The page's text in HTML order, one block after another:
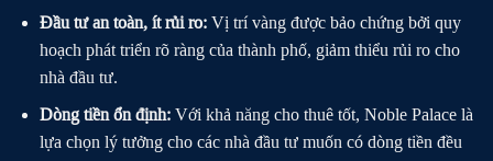
Đầu tư an toàn, ít rủi ro:Vị trí vàng được bảo chứng bởi quy
hoạch phát triển rõ ràng của thành phố, giảm thiểu rủi ro cho
nhà đầu tư.
Dòng tiền ổn định:Với khả năng cho thuê tốt, Noble Palace là
lựa chọn lý tưởng cho các nhà đầu tư muốn có dòng tiền đều